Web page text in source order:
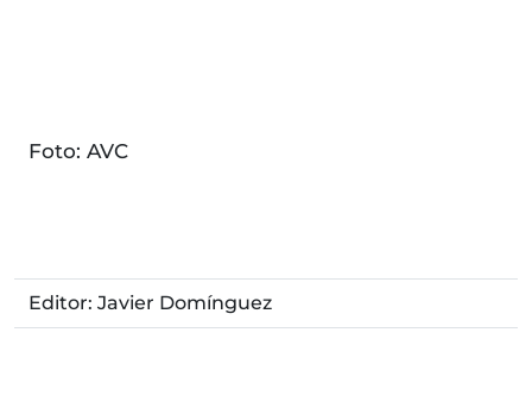
Foto: AVC
Editor: Javier Domínguez